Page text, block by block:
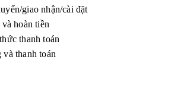
giao nhận/cài đặt
hoàn tiền
thanh toán
thanh toán